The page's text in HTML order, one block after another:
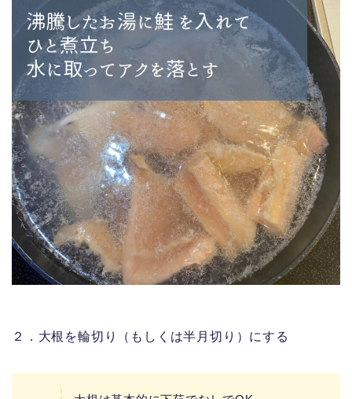
２．大根を輪切り（もしくは半月切り）にする